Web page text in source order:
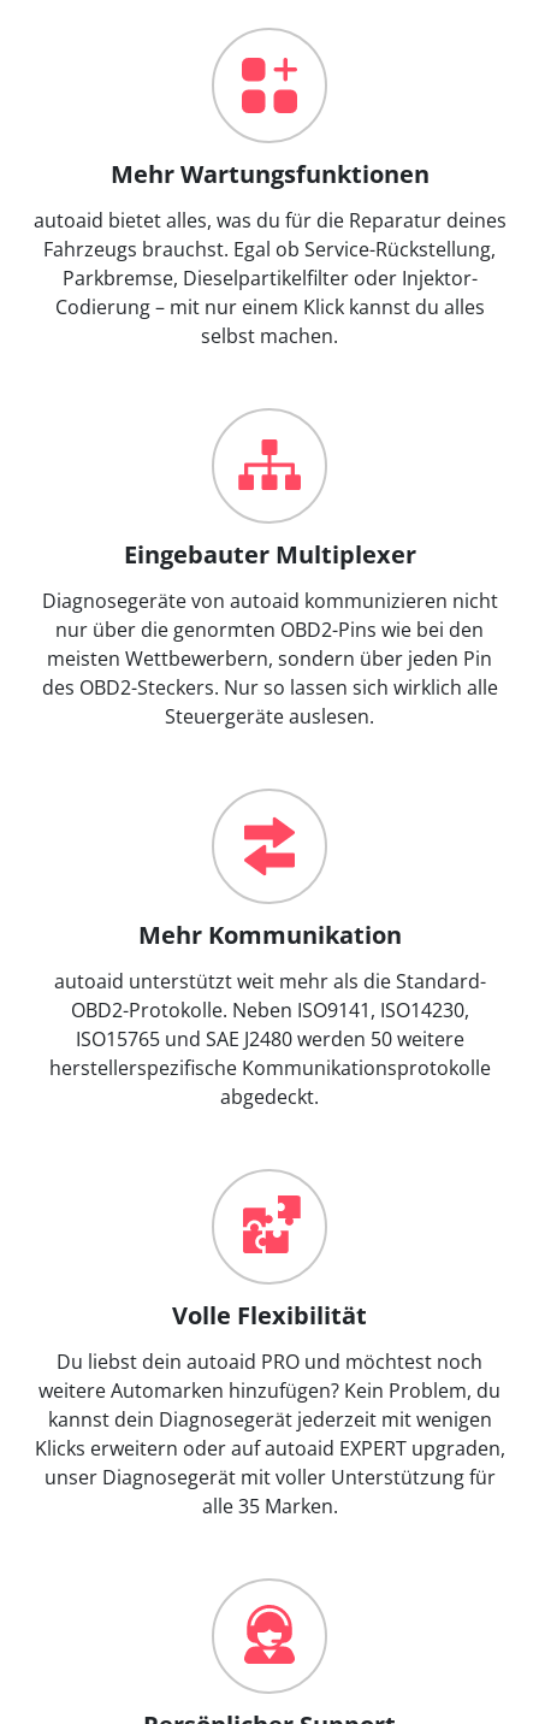
Mehr Wartungsfunktionen
autoaid bietet alles, was du für die Reparatur deines
Fahrzeugs brauchst. Egal ob Service-Rückstellung,
Parkbremse, Dieselpartikelfilter oder Injektor-
Codierung – mit nur einem Klick kannst du alles
selbst machen.
Eingebauter Multiplexer
Diagnosegeräte von autoaid kommunizieren nicht
nur über die genormten OBD2-Pins wie bei den
meisten Wettbewerbern, sondern über jeden Pin
des OBD2-Steckers. Nur so lassen sich wirklich alle
Steuergeräte auslesen.
Mehr Kommunikation
autoaid unterstützt weit mehr als die Standard-
OBD2-Protokolle. Neben ISO9141, ISO14230,
ISO15765 und SAE J2480 werden 50 weitere
herstellerspezifische Kommunikationsprotokolle
abgedeckt.
Volle Flexibilität
Du liebst dein autoaid PRO und möchtest noch
weitere Automarken hinzufügen? Kein Problem, du
kannst dein Diagnosegerät jederzeit mit wenigen
Klicks erweitern oder auf autoaid EXPERT upgraden,
unser Diagnosegerät mit voller Unterstützung für
alle 35 Marken.